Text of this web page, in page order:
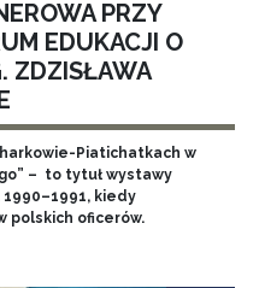
PRZY
EDUKACJI O
ZDZISŁAWA
Piatichatkach w
– to tytuł wystawy
kiedy
polskich oficerów.